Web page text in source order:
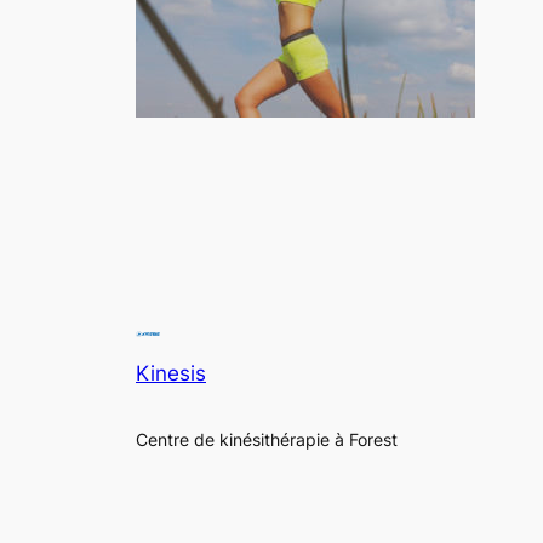
Kinesis
Centre de kinésithérapie à Forest